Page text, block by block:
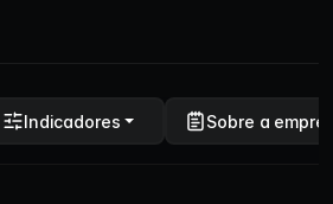
Indicadores Sobre a